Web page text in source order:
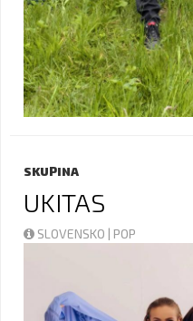
SKUPINA
UKITAS
SLOVENSKO | POP